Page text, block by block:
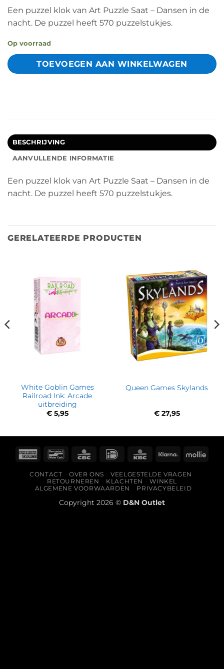
Een puzzel klok van Art Puzzle Saat – Dansen in de
nacht. De puzzel heeft 570 puzzelstukjes.
Op voorraad
TOEVOEGEN AAN WINKELWAGEN
BESCHRIJVING
AANVULLENDE INFORMATIE
Een puzzel klok van Art Puzzle Saat – Dansen in de
nacht. De puzzel heeft 570 puzzelstukjes.
GERELATEERDE PRODUCTEN
White Goblin Games
Railroad Ink: Arcade
uitbreiding
€5,95
Queen Games Skylands
€27,95
American BancontactCBC IDeal KBC Klarna
CONTACT OVER ONS
VEELGESTELDE VRAGEN
RETOURNEREN
KLACHTEN
WINKEL
ALGEMENE VOORWAARDEN
PRIVACYBELEID
Copyright 2026 © D&N Outlet